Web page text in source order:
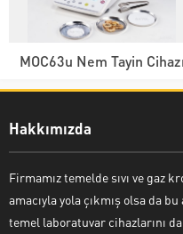
MOC63u Nem Tayin Cihazı
Hakkımızda
Firmamız temelde sıvı ve gaz
amacıyla yola çıkmış olsa da
temel laboratuvar cihazlarını